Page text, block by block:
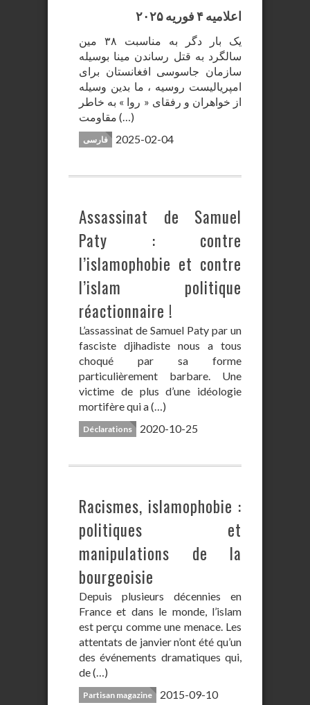
اعلامیه ۴ فوریه ۲۰۲۵
یک بار دگر به مناسبت ۳۸ مین
سالگرد به قتل رساندن مینا بوسیله
سازمان جاسوسی افغانستان برای
امپریالیست روسیه ، ما بدین وسیله
از خواهران و رفقای « روا » به خاطر
مقاومت (…)
فارسی 2025-02-04
Assassinat de Samuel
Paty : contre
l’islamophobie et contre
l’islam politique
réactionnaire !
L’assassinat de Samuel Paty par un
fasciste djihadiste nous a tous
choqué par sa forme
particulièrement barbare. Une
victime de plus d’une idéologie
mortifère qui a (…)
Déclarations 2020-10-25
Racismes, islamophobie :
politiques et
manipulations de la
bourgeoisie
Depuis plusieurs décennies en
France et dans le monde, l’islam
est perçu comme une menace. Les
attentats de janvier n’ont été qu’un
des événements dramatiques qui,
de (…)
Partisan magazine 2015-09-10